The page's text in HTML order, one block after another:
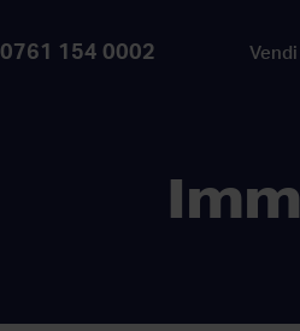
0761 154 0002 Vendi